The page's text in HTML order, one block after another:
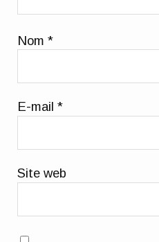
Nom*
E-mail*
Site web